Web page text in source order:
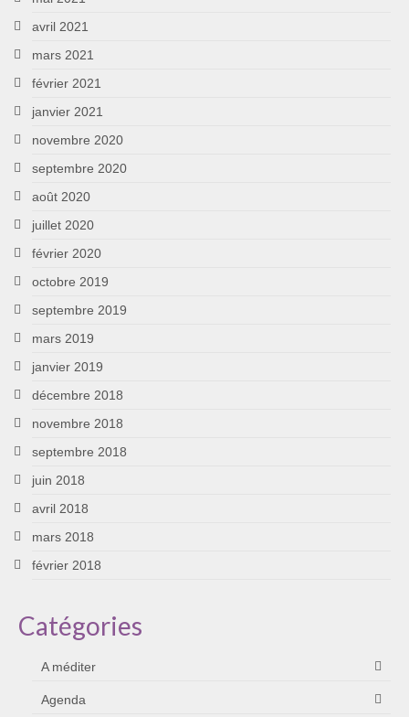
avril 2021
mars 2021
février 2021
janvier 2021
novembre 2020
septembre 2020
août 2020
juillet 2020
février 2020
octobre 2019
septembre 2019
mars 2019
janvier 2019
décembre 2018
novembre 2018
septembre 2018
juin 2018
avril 2018
mars 2018
février 2018
Catégories
A méditer
Agenda